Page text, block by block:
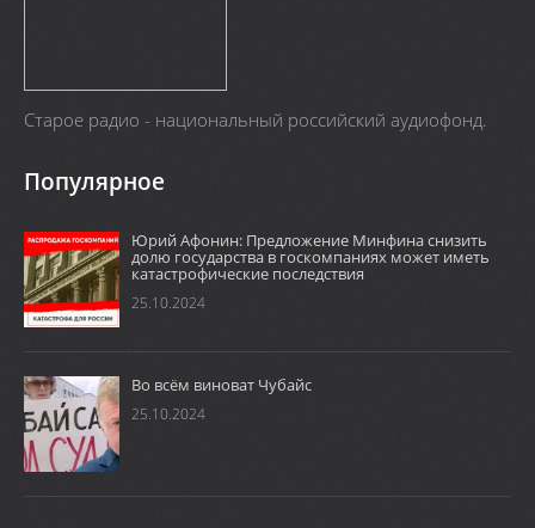
Старое радио - национальный российский аудиофонд.
Популярное
Юрий Афонин: Предложение Минфина снизить
долю государства в госкомпаниях может иметь
катастрофические последствия
25.10.2024
Во всём виноват Чубайс
25.10.2024